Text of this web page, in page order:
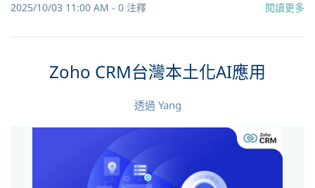
2025/10/03 11:00 AM - 0 注釋 閱讀更多
Zoho CRM台灣本土化AI應用
透過 Yang